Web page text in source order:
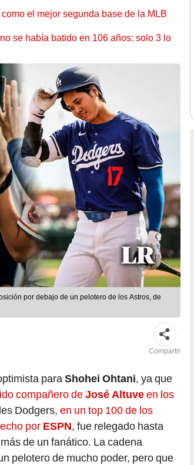
el mejor segunda base de la MLB
se había batido en 106 años: solo 3 lo
por debajo de un pelotero de los Astros, de
Compartir
paraShohei Ohtani, ya que
compañero deJosé Altuveen los
Dodgers, en un top 100 de los
por ESPN, fue relegado hasta
de un fanático. La cadena
pelotero de mucho poder, pero que